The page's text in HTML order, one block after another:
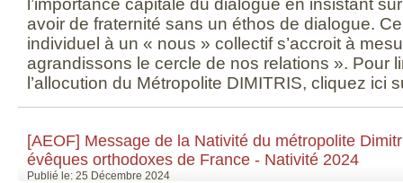
avoir de fraternité sans un éthos de dialogue.
individuel à un « nous » collectif s’accroit à
agrandissons le cercle de nos relations ». Pour
l’allocution du Métropolite DIMITRIS, cliquez ici
[AEOF] Message de la Nativité du métropolite
évêques orthodoxes de France - Nativité 2024
Publié le: 25 Décembre 2024